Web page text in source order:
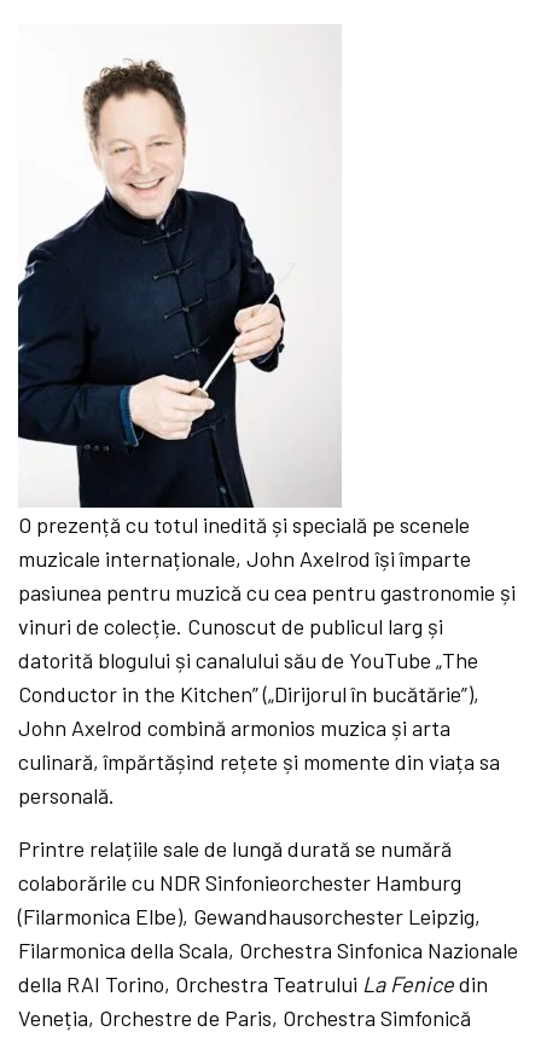
O prezență cu totul inedită și specială pe scenele
muzicale internaționale, John Axelrod își împarte
pasiunea pentru muzică cu cea pentru gastronomie și
vinuri de colecție. Cunoscut de publicul larg și
datorită blogului și canalului său de YouTube „The
Conductor in the Kitchen” („Dirijorul în bucătărie”),
John Axelrod combină armonios muzica și arta
culinară, împărtășind rețete și momente din viața sa
personală.
Printre relațiile sale de lungă durată se numără
colaborările cu NDR Sinfonieorchester Hamburg
(Filarmonica Elbe), Gewandhausorchester Leipzig,
Filarmonica della Scala, Orchestra Sinfonica Nazionale
della RAI Torino, Orchestra Teatrului La Fenicedin
Veneția, Orchestre de Paris, Orchestra Simfonică